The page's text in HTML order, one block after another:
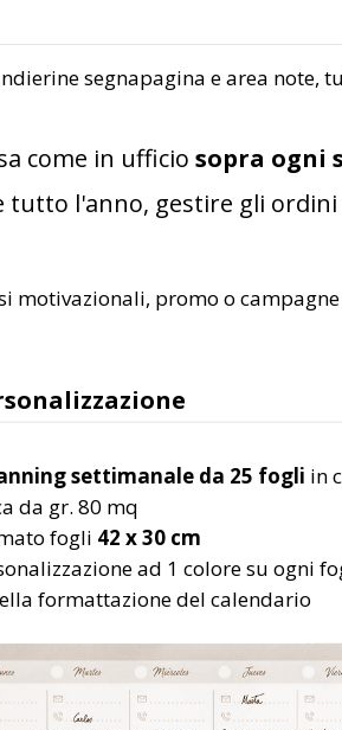
segnapagina e area note,
come in ufficio sopra ogni
l'anno, gestire gli
motivazionali, promo o
settimanale da 25 fogli in
da gr. 80 mq
fogli 42 x 30 cm
ad 1 colore su ogni
formattazione del calendario